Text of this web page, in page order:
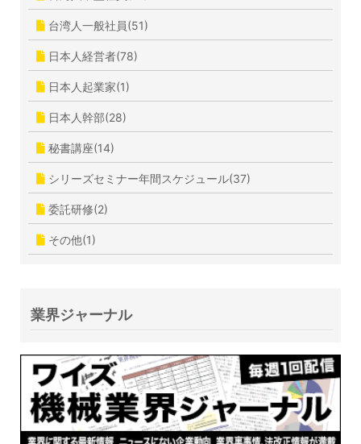
台湾人一般社員(51)
日本人経営者(78)
日本人起業家(1)
日本人幹部(28)
秘書講座(14)
シリーズセミナー年間スケジュール(37)
委託研修(2)
その他(1)
業界ジャーナル